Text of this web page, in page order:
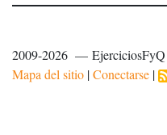
2009-2026 — EjerciciosFyQ
Mapa del sitio |Conectarse |